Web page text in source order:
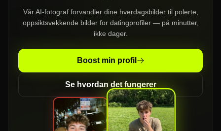
Vår AI-fotograf forvandler dine hverdagsbilder til polerte,
oppsiktsvekkende bilder for datingprofiler — på minutter,
ikke dager.
Boost min profil
Se hvordan det fungerer